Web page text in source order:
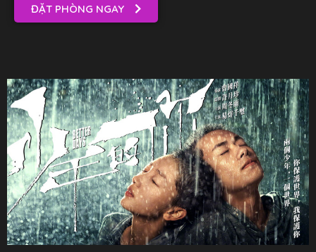
ĐẶT PHÒNG NGAY